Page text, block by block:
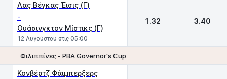
Λας Βέγκας Έισις (Γ)
-
Ουάσινγκτον Μίστικς (Γ)
12 Αυγούστου στις 05:00
1.32 3.40
Φιλιππίνες - ΡΒΑ Governor's Cup
Κονβέρτζ Φάιμπερξερς